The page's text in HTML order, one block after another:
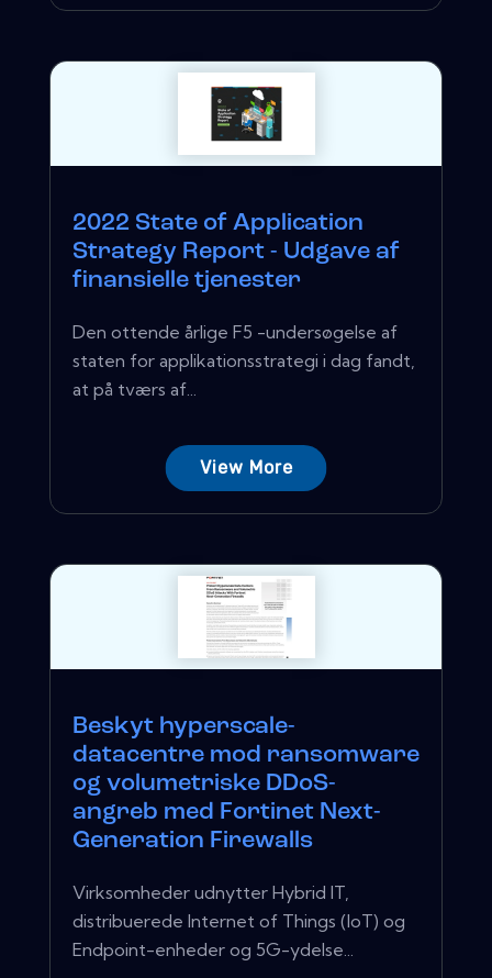
2022 State of Application
Strategy Report - Udgave af
finansielle tjenester
Den ottende årlige F5 -undersøgelse af
staten for applikationsstrategi i dag fandt,
at på tværs af...
View More
Beskyt hyperscale-
datacentre mod ransomware
og volumetriske DDoS-
angreb med Fortinet Next-
Generation Firewalls
Virksomheder udnytter Hybrid IT,
distribuerede Internet of Things (IoT) og
Endpoint-enheder og 5G-ydelse...